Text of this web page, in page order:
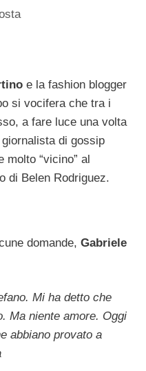
e la fashion blogger
si vocifera che tra i
a fare luce una volta
di gossip
molto “vicino” al
di Belen Rodriguez.
domande, Gabriele
Mi ha detto che
Ma niente amore. Oggi
abbiano provato a